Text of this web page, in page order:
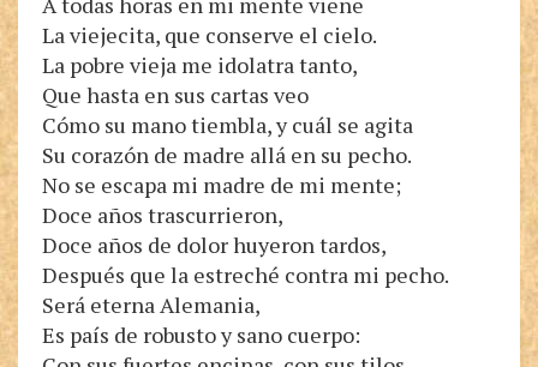
La viejecita, que conserve el cielo.
La pobre vieja me idolatra tanto,
Que hasta en sus cartas veo
Cómo su mano tiembla, y cuál se agita
Su corazón de madre allá en su pecho.
No se escapa mi madre de mi mente;
Doce años trascurrieron,
Doce años de dolor huyeron tardos,
Después que la estreché contra mi pecho.
Será eterna Alemania,
Es país de robusto y sano cuerpo: